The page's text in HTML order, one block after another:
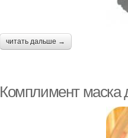
читать дальше →
Комплимент маска